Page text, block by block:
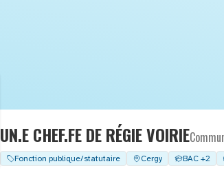
UN.E CHEF.FE DE RÉGIE VOIRIE
Fonction publique/statutaire Cergy BAC +2